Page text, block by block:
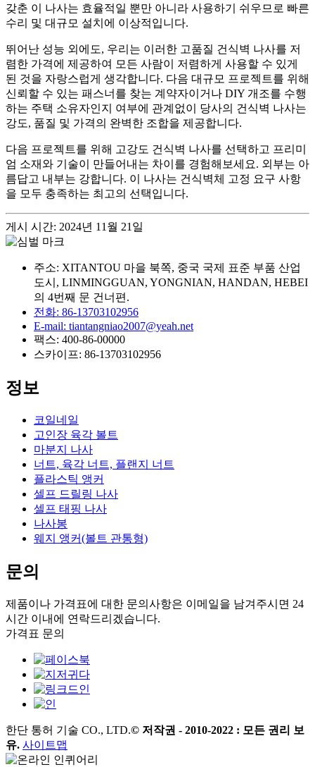
갖춘 이 나사는 효율적일 뿐만 아니라 사용하기 쉬우므로 빠른
수리 및 대규모 설치에 이상적입니다.
뛰어난 성능 외에도, 우리는 이러한 고품질 건식벽 나사를 저
렴한 가격에 제공하여 모든 사람이 저렴하게 사용할 수 있게
된 것을 자랑스럽게 생각합니다. 다음 대규모 프로젝트를 위해
신뢰할 수 있는 패스너를 찾는 계약자이거나 DIY 개조를 수행
하는 주택 소유자인지 여부에 관계없이 당사의 건식벽 나사는
강도, 품질 및 가격의 완벽한 조합을 제공합니다.
다음 프로젝트를 위해 고강도 건식벽 나사를 선택하고 프리미
엄 소재와 기술이 만들어내는 차이를 경험해보세요. 외부는 아
름답고 내부는 강합니다. 이 나사는 건식벽체 고정 요구 사항
을 모두 충족하는 최고의 선택입니다.
게시 시간: 2024년 11월 21일
주소: XITANTOU 마을 북쪽, 중국 국제 표준 부품 산업
도시, LINMINGGUAN, YONGNIAN, HANDAN, HEBEI
의 4번째 문 건너편.
전화: 86-13703102956
E-mail: tiantangniao2007@yeah.net
팩스: 400-86-00000
스카이프: 86-13703102956
정보
코일네일
고인장 육각 볼트
마분지 나사
너트, 육각 너트, 플랜지 너트
플라스틱 앵커
셀프 드릴링 나사
셀프 태핑 나사
나사봉
웨지 앵커(볼트 관통형)
문의
제품이나 가격표에 대한 문의사항은 이메일을 남겨주시면 24
시간 이내에 연락드리겠습니다.
가격표 문의
한단 통허 기술 CO., LTD.© 저작권 - 2010-2022 : 모든 권리 보
유. 사이트맵